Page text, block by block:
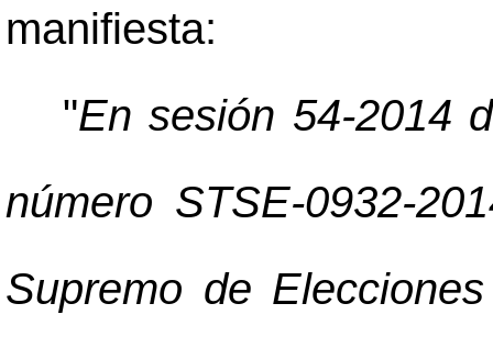
manifiesta:
"En sesión 54-2014
número STSE-0932-
Supremo de